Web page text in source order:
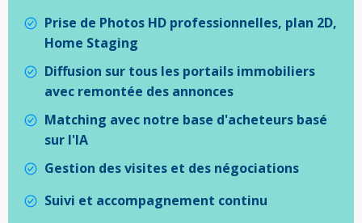
Prise de Photos HD professionnelles, plan 2D,
Home Staging
Diffusion sur tous les portails immobiliers
avec remontée des annonces
Matching avec notre base d'acheteurs basé
sur l'IA
Gestion des visites et des négociations
Suivi et accompagnement continu